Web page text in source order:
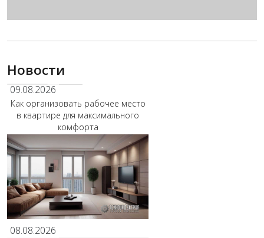
Новости
09.08.2026
Как организовать рабочее место
в квартире для максимального
комфорта
08.08.2026